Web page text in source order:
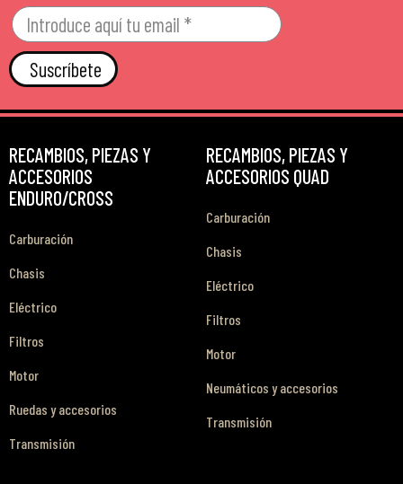
Suscríbete
RECAMBIOS, PIEZAS Y
ACCESORIOS
ENDURO/CROSS
Carburación
Chasis
Eléctrico
Filtros
Motor
Ruedas y accesorios
Transmisión
RECAMBIOS, PIEZAS Y
ACCESORIOS QUAD
Carburación
Chasis
Eléctrico
Filtros
Motor
Neumáticos y accesorios
Transmisión